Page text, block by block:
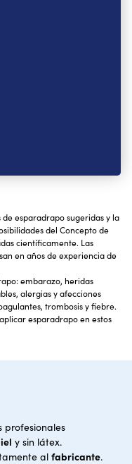
esparadrapo sugeridas y la
del Concepto de
científicamente. Las
en años de experiencia de
embarazo, heridas
alergias y afecciones
trombosis y fiebre.
esparadrapo en estos
profesionales
y sin látex.
al fabricante.